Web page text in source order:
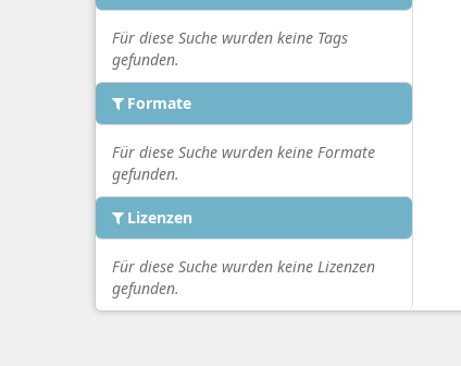
Für diese Suche wurden keine Tags
gefunden.
Formate
Für diese Suche wurden keine Formate
gefunden.
Lizenzen
Für diese Suche wurden keine Lizenzen
gefunden.